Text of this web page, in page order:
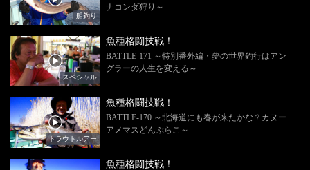
船釣り
ナコンダ狩り～
スペシャル
魚種格闘技戦！
BATTLE-171 ～特別番外編・夢の世界釣行はアン
グラーの人生を変える～
トラウトルアー
魚種格闘技戦！
BATTLE-170 ～北海道にも春が来たかな？カヌー
アメマスどんぶらこ～
魚種格闘技戦！